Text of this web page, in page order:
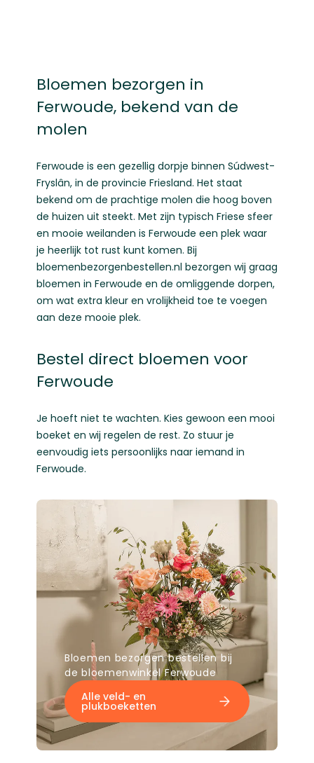
Bloemen bezorgen in
Ferwoude, bekend van de
molen
Ferwoude is een gezellig dorpje binnen Súdwest-
Fryslân, in de provincie Friesland. Het staat
bekend om de prachtige molen die hoog boven
de huizen uit steekt. Met zijn typisch Friese sfeer
en mooie weilanden is Ferwoude een plek waar
je heerlijk tot rust kunt komen. Bij
bloemenbezorgenbestellen.nl bezorgen wij graag
bloemen in Ferwoude en de omliggende dorpen,
om wat extra kleur en vrolijkheid toe te voegen
aan deze mooie plek.
Bestel direct bloemen voor
Ferwoude
Je hoeft niet te wachten. Kies gewoon een mooi
boeket en wij regelen de rest. Zo stuur je
eenvoudig iets persoonlijks naar iemand in
Ferwoude.
Bloemen bezorgen bestellen bij
de bloemenwinkel Ferwoude
Alle veld- en
plukboeketten